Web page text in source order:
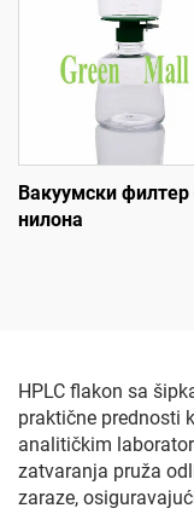
Вакуумски филтер
нилона
HPLC flakon sa
praktične prednosti
analitičkim
zatvaranja pruža
zaraze,